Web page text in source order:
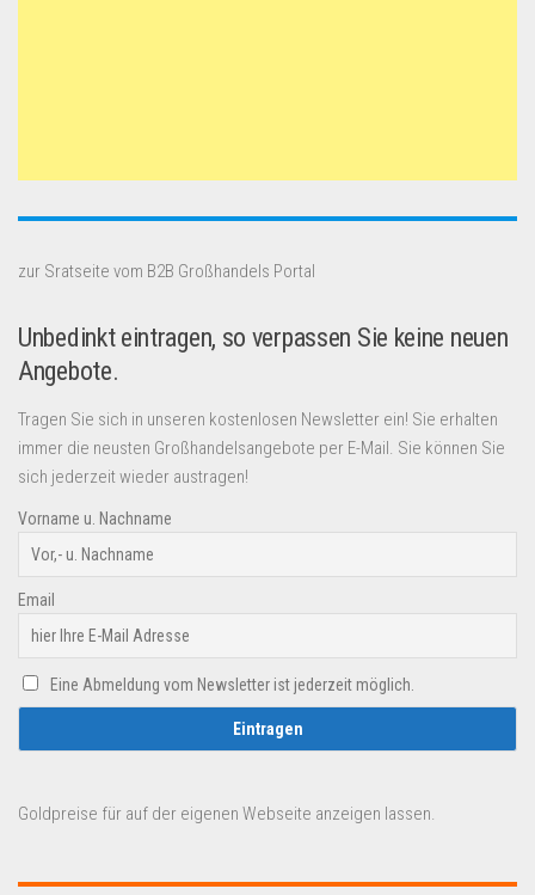
zur Sratseite vom B2B Großhandels Portal
Unbedinkt eintragen, so verpassen Sie keine neuen
Angebote.
Tragen Sie sich in unseren kostenlosen Newsletter ein! Sie erhalten
immer die neusten Großhandelsangebote per E-Mail. Sie können Sie
sich jederzeit wieder austragen!
Vorname u. Nachname
Email
Eine Abmeldung vom Newsletter ist jederzeit möglich.
Goldpreise für auf der eigenen Webseite anzeigen lassen.